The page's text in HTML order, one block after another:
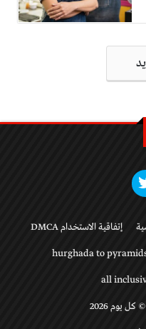
إتفاقية الاستخدام DMCA
hurghada to
all
يوم 2026